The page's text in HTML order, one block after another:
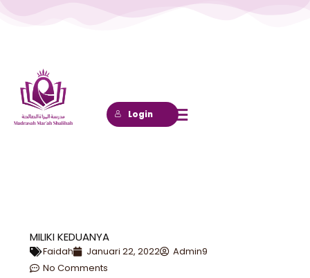
Login
MILIKI KEDUANYA
Faidah Januari 22, 2022
Admin9
No Comments